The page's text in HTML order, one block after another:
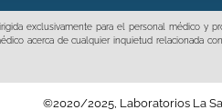
exclusivamente para el personal
acerca de cualquier inquietud
©2020/2025, Laboratorios La